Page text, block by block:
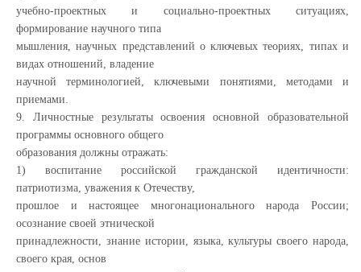
учебно-проектных и социально-проектных ситуациях,
формирование научного типа
мышления, научных представлений о ключевых теориях, типах и
видах отношений, владение
научной терминологией, ключевыми понятиями, методами и
приемами.
9. Личностные результаты освоения основной образовательной
программы основного общего
образования должны отражать:
1) воспитание российской гражданской идентичности:
патриотизма, уважения к Отечеству,
прошлое и настоящее многонационального народа России;
осознание своей этнической
принадлежности, знание истории, языка, культуры своего народа,
своего края, основ